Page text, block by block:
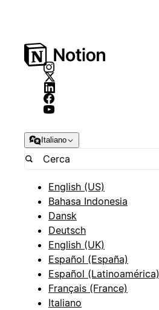
Italiano
English (US)
Bahasa Indonesia
Dansk
Deutsch
English (UK)
Español (España)
Español (Latinoamérica)
Français (France)
Italiano